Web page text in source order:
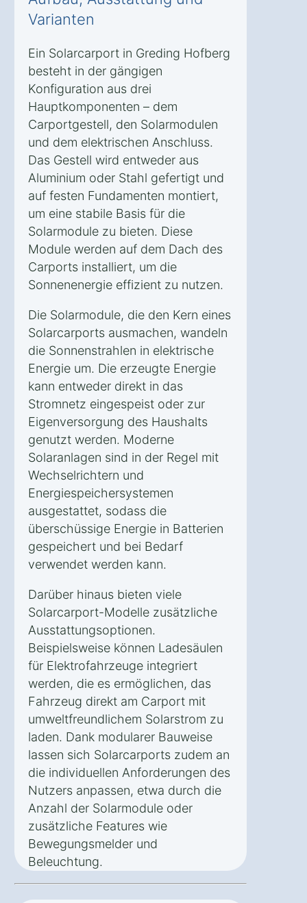
Varianten
Ein Solarcarport in Greding Hofberg
besteht in der gängigen
Konfiguration aus drei
Hauptkomponenten – dem
Carportgestell, den Solarmodulen
und dem elektrischen Anschluss.
Das Gestell wird entweder aus
Aluminium oder Stahl gefertigt und
auf festen Fundamenten montiert,
um eine stabile Basis für die
Solarmodule zu bieten. Diese
Module werden auf dem Dach des
Carports installiert, um die
Sonnenenergie effizient zu nutzen.
Die Solarmodule, die den Kern eines
Solarcarports ausmachen, wandeln
die Sonnenstrahlen in elektrische
Energie um. Die erzeugte Energie
kann entweder direkt in das
Stromnetz eingespeist oder zur
Eigenversorgung des Haushalts
genutzt werden. Moderne
Solaranlagen sind in der Regel mit
Wechselrichtern und
Energiespeichersystemen
ausgestattet, sodass die
überschüssige Energie in Batterien
gespeichert und bei Bedarf
verwendet werden kann.
Darüber hinaus bieten viele
Solarcarport-Modelle zusätzliche
Ausstattungsoptionen.
Beispielsweise können Ladesäulen
für Elektrofahrzeuge integriert
werden, die es ermöglichen, das
Fahrzeug direkt am Carport mit
umweltfreundlichem Solarstrom zu
laden. Dank modularer Bauweise
lassen sich Solarcarports zudem an
die individuellen Anforderungen des
Nutzers anpassen, etwa durch die
Anzahl der Solarmodule oder
zusätzliche Features wie
Bewegungsmelder und
Beleuchtung.